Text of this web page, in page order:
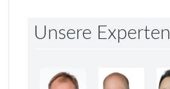
Unsere Experten